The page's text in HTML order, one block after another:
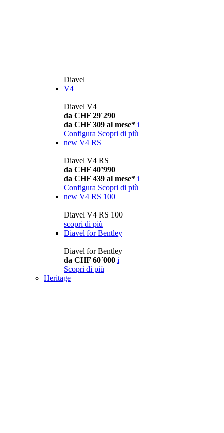
Diavel
V4
Diavel V4
da CHF 29´290
da CHF 309 al mese* i
Configura Scopri di più
new V4 RS
Diavel V4 RS
da CHF 40’990
da CHF 439 al mese* i
Configura Scopri di più
new V4 RS 100
Diavel V4 RS 100
scopri di più
Diavel for Bentley
Diavel for Bentley
da CHF 60´000 i
Scopri di più
Heritage